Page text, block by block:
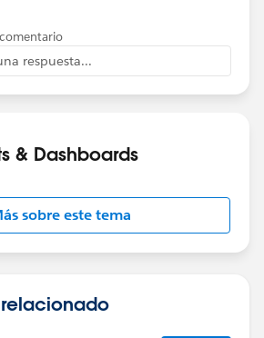
appxListingDetai
appxListingDetai
respuesta...
& Dashboards
sobre este tema